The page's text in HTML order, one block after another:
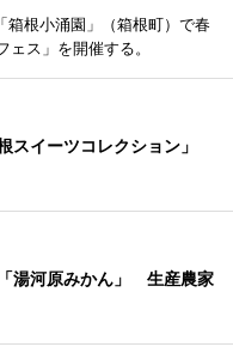
根小涌園」（箱根町）で春
ス」を開催する。
スイーツコレクション」
湯河原みかん」 生産農家